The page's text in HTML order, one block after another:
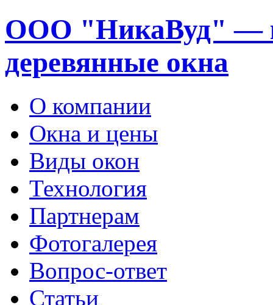
ООО "НикаВуд" —
деревянные окна
О компании
Окна и цены
Виды окон
Технология
Партнерам
Фотогалерея
Вопрос-ответ
Статьи